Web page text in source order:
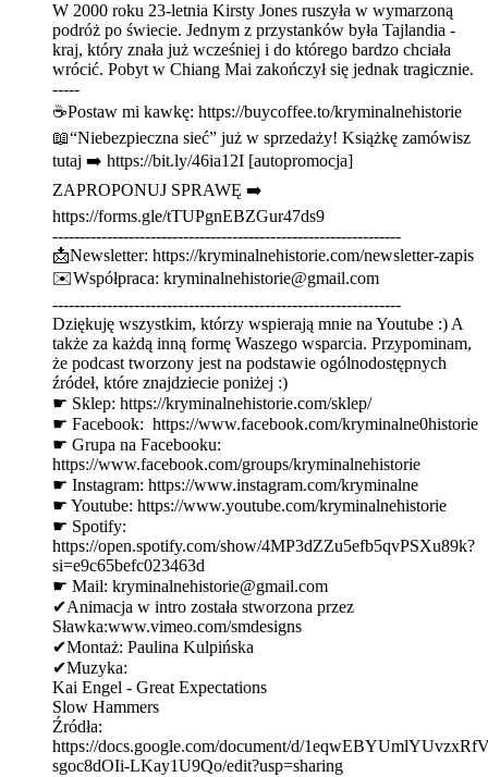
W 2000 roku 23-letnia Kirsty Jones ruszyła w wymarzoną
podróż po świecie. Jednym z przystanków była Tajlandia -
kraj, który znała już wcześniej i do którego bardzo chciała
wrócić. Pobyt w Chiang Mai zakończył się jednak tragicznie.
-----
☕Postaw mi kawkę: ⁠⁠⁠⁠⁠⁠⁠⁠⁠⁠⁠⁠⁠⁠⁠⁠⁠⁠⁠⁠⁠⁠⁠⁠https://buycoffee.to/kryminalnehistorie⁠⁠⁠⁠⁠⁠⁠⁠⁠⁠⁠⁠⁠⁠⁠⁠⁠⁠⁠⁠⁠⁠⁠⁠
📖“Niebezpieczna sieć” już w sprzedaży! Książkę zamówisz
tutaj ➡️ ⁠⁠⁠⁠⁠⁠⁠⁠⁠⁠⁠⁠⁠⁠⁠⁠⁠⁠⁠⁠https://bit.ly/46ia12I⁠⁠⁠⁠⁠⁠⁠⁠⁠⁠⁠⁠⁠⁠⁠⁠⁠⁠⁠⁠ [autopromocja]
ZAPROPONUJ SPRAWĘ ➡️
⁠⁠⁠⁠⁠⁠⁠⁠⁠⁠⁠⁠⁠⁠⁠⁠⁠⁠⁠⁠⁠⁠⁠https://forms.gle/tTUPgnEBZGur47ds9⁠⁠⁠⁠⁠⁠⁠⁠⁠⁠⁠⁠⁠⁠⁠⁠⁠⁠⁠⁠⁠⁠⁠
----------------------------------------------------------------
📩Newsletter: ⁠⁠⁠⁠⁠⁠⁠⁠⁠⁠⁠⁠⁠⁠⁠⁠⁠⁠⁠⁠⁠⁠⁠https://kryminalnehistorie.com/newsletter-zapis⁠⁠⁠⁠⁠⁠⁠⁠⁠⁠⁠⁠⁠⁠⁠⁠⁠⁠⁠⁠⁠⁠⁠
✉️Współpraca: kryminalnehistorie@gmail.com
----------------------------------------------------------------
Dziękuję wszystkim, którzy wspierają mnie na Youtube :) A
także za każdą inną formę Waszego wsparcia. Przypominam,
że podcast tworzony jest na podstawie ogólnodostępnych
źródeł, które znajdziecie poniżej :)
☛ Sklep: ⁠⁠⁠⁠⁠⁠⁠⁠⁠⁠⁠⁠⁠⁠⁠⁠⁠⁠⁠⁠⁠⁠⁠⁠⁠https://kryminalnehistorie.com/sklep/ ⁠⁠⁠⁠⁠⁠⁠⁠⁠⁠⁠⁠⁠⁠⁠⁠⁠⁠⁠⁠⁠⁠⁠
☛ Facebook: ⁠⁠ ⁠⁠⁠⁠⁠⁠⁠⁠⁠⁠⁠⁠⁠⁠⁠⁠⁠⁠⁠⁠⁠⁠⁠⁠⁠https://www.facebook.com/kryminalne0historie⁠⁠⁠⁠⁠⁠⁠⁠⁠⁠⁠⁠⁠⁠⁠⁠⁠⁠⁠⁠⁠⁠⁠
☛ Grupa na Facebooku:
⁠⁠⁠⁠⁠⁠⁠⁠⁠⁠⁠⁠⁠⁠⁠⁠⁠⁠⁠⁠⁠⁠⁠⁠⁠https://www.facebook.com/groups/kryminalnehistorie⁠⁠⁠⁠⁠⁠⁠⁠⁠⁠⁠⁠⁠⁠⁠⁠⁠⁠⁠⁠⁠⁠⁠
☛ Instagram: ⁠⁠⁠⁠⁠⁠⁠⁠⁠⁠⁠⁠⁠⁠⁠⁠⁠⁠⁠⁠⁠⁠⁠⁠⁠https://www.instagram.com/kryminalne⁠⁠⁠⁠⁠⁠⁠⁠⁠⁠⁠⁠⁠⁠⁠⁠⁠⁠⁠⁠⁠⁠⁠
☛ Youtube: ⁠⁠⁠⁠⁠⁠⁠⁠⁠⁠⁠⁠⁠⁠⁠⁠⁠⁠⁠⁠⁠⁠⁠⁠⁠https://www.youtube.com/kryminalnehistorie⁠⁠⁠⁠⁠⁠⁠⁠⁠⁠⁠⁠⁠⁠⁠⁠⁠⁠⁠⁠⁠⁠⁠⁠⁠
☛ Spotify:
⁠⁠⁠⁠⁠⁠⁠⁠⁠⁠⁠⁠⁠⁠⁠⁠⁠⁠⁠⁠⁠⁠⁠⁠⁠https://open.spotify.com/show/4MP3dZZu5efb5qvPSXu89k?
si=e9c65befc023463d ⁠⁠⁠⁠⁠⁠⁠⁠⁠⁠⁠⁠⁠⁠⁠⁠⁠⁠⁠⁠⁠⁠⁠⁠⁠
☛ Mail: ⁠⁠kryminalnehistorie@gmail.com⁠⁠
✔Animacja w intro została stworzona przez
Sławka:⁠⁠www.vimeo.com/smdesigns⁠
✔Montaż: Paulina Kulpińska
✔Muzyka:
Kai Engel - Great Expectations
Slow Hammers
Źródła:
https://docs.google.com/document/d/
sgoc8dOIi-LKay1U9Qo/edit?usp=sharing